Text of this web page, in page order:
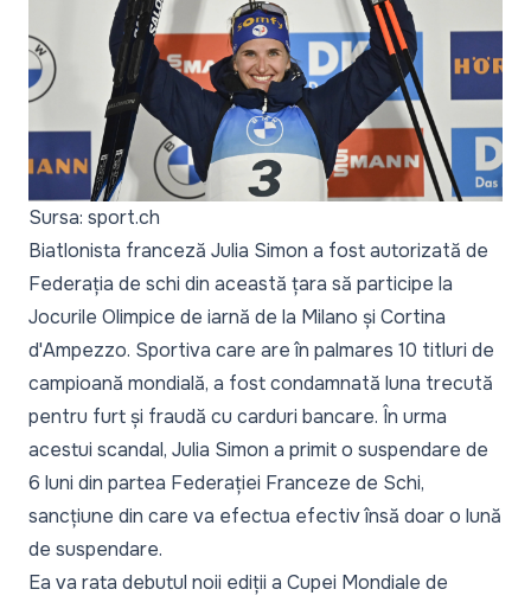
Sursa: sport.ch
Biatlonista franceză Julia Simon a fost autorizată de
Federația de schi din această țara să participe la
Jocurile Olimpice de iarnă de la Milano și Cortina
d'Ampezzo. Sportiva care are în palmares 10 titluri de
campioană mondială, a fost condamnată luna trecută
pentru furt și fraudă cu carduri bancare. În urma
acestui scandal, Julia Simon a primit o suspendare de
6 luni din partea Federației Franceze de Schi,
sancțiune din care va efectua efectiv însă doar o lună
de suspendare.
Ea va rata debutul noii ediții a Cupei Mondiale de